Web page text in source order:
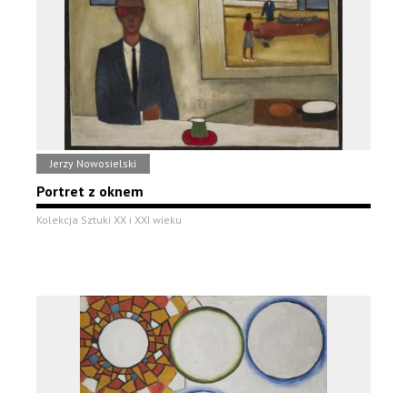
Jerzy Nowosielski
Portret z oknem
Kolekcja Sztuki XX i XXI wieku